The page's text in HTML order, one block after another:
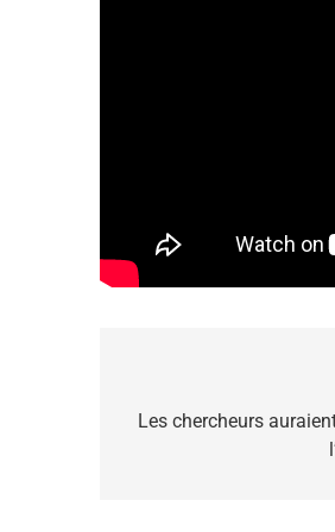
de
Les chercheurs